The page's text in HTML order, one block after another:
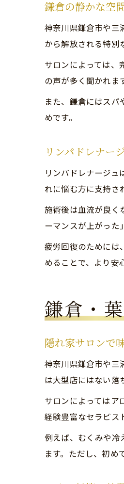
鎌倉の静かな空
神奈川県鎌倉市や三
から解放される特別
サロンによっては、
の声が多く聞かれま
また、鎌倉にはス
めです。
リンパドレナー
リンパドレナージ
れに悩む方に支持さ
施術後は血流が良く
ーマンスが上がった
疲労回復のためには
めることで、より安
鎌倉・
隠れ家サロンで
神奈川県鎌倉市や三
は大型店にはない落
サロンによってはア
経験豊富なセラピス
例えば、むくみや冷
ます。ただし、初め